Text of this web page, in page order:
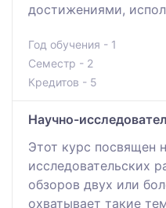
достижениями,
Год обучения - 1
Семестр - 2
Кредитов - 5
Научно-
Этот курс посвящен
исследовательских
обзоров двух или
охватывает такие